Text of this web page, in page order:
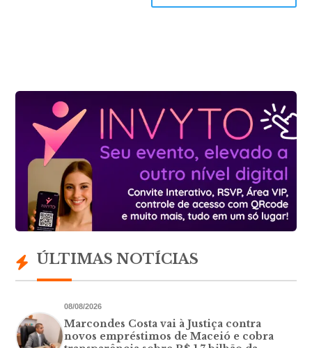
ÚLTIMAS NOTÍCIAS
08/08/2026
Marcondes Costa vai à Justiça contra
novos empréstimos de Maceió e cobra